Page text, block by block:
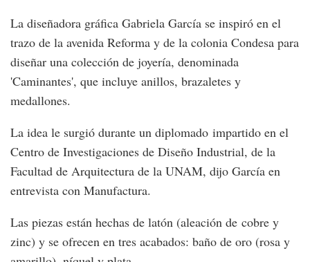
La diseñadora gráfica Gabriela García se inspiró en el
trazo de la avenida Reforma y de la colonia Condesa para
diseñar una colección de joyería, denominada
'Caminantes', que incluye anillos, brazaletes y
medallones.
La idea le surgió durante un diplomado impartido en el
Centro de Investigaciones de Diseño Industrial, de la
Facultad de Arquitectura de la UNAM, dijo García en
entrevista con Manufactura.
Las piezas están hechas de latón (aleación de cobre y
zinc) y se ofrecen en tres acabados: baño de oro (rosa y